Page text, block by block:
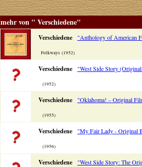
mehr von " Verschiedene"
Verschiedene "Anthology of American
Folkways (1952)
Verschiedene "West Side Story
(1952)
Verschiedene "Oklahoma! – Original
(1955)
Verschiedene "My Fair Lady - Original
(1956)
Verschiedene "West Side Story: The